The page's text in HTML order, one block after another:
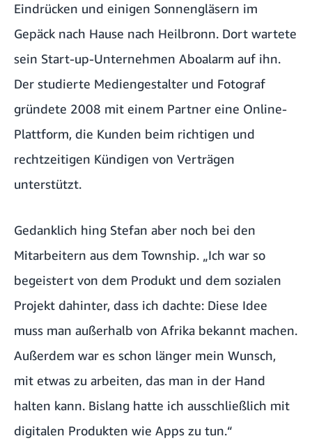
Eindrücken und einigen Sonnengläsern im
Gepäck nach Hause nach Heilbronn. Dort wartete
sein Start-up-Unternehmen Aboalarm auf ihn.
Der studierte Mediengestalter und Fotograf
gründete 2008 mit einem Partner eine Online-
Plattform, die Kunden beim richtigen und
rechtzeitigen Kündigen von Verträgen
unterstützt.
Gedanklich hing Stefan aber noch bei den
Mitarbeitern aus dem Township. „Ich war so
begeistert von dem Produkt und dem sozialen
Projekt dahinter, dass ich dachte: Diese Idee
muss man außerhalb von Afrika bekannt machen.
Außerdem war es schon länger mein Wunsch,
mit etwas zu arbeiten, das man in der Hand
halten kann. Bislang hatte ich ausschließlich mit
digitalen Produkten wie Apps zu tun.“